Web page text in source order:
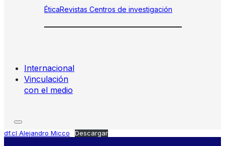
ÉticaRevistas Centros de investigación
Internacional
Vinculación
con el medio
df.cl Alejandro Micco Descargar